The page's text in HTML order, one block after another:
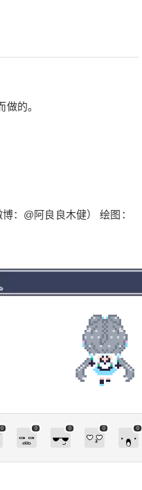
的。
：@阿良良木健） 绘图：
0 0 0 0 0
日DISC
大家推荐接下
名字叫做《末
我懂了这首歌背
者提升权